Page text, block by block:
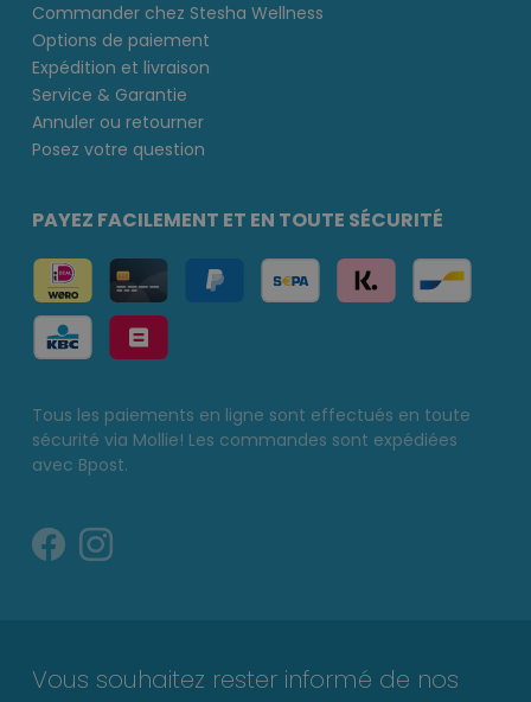
Commander chez Stesha Wellness
Options de paiement
Expédition et livraison
Service & Garantie
Annuler ou retourner
Posez votre question
PAYEZ FACILEMENT ET EN TOUTE SÉCURITÉ
Tous les paiements en ligne sont effectués en toute
sécurité via Mollie! Les commandes sont expédiées
avec Bpost.
Vous souhaitez rester informé de nos